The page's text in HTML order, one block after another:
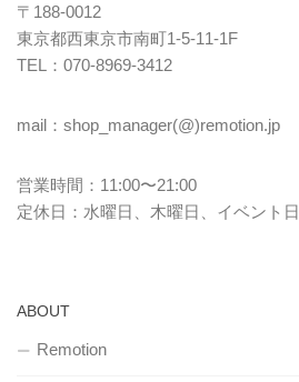
〒188-0012
東京都西東京市南町1-5-11-1F
TEL：070-8969-3412
mail：shop_manager(@)remotion.jp
営業時間：11:00〜21:00
定休日：水曜日、木曜日、イベント日
ABOUT
Remotion